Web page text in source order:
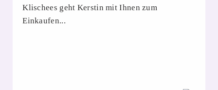
Klischees geht Kerstin mit Ihnen zum
Einkaufen...